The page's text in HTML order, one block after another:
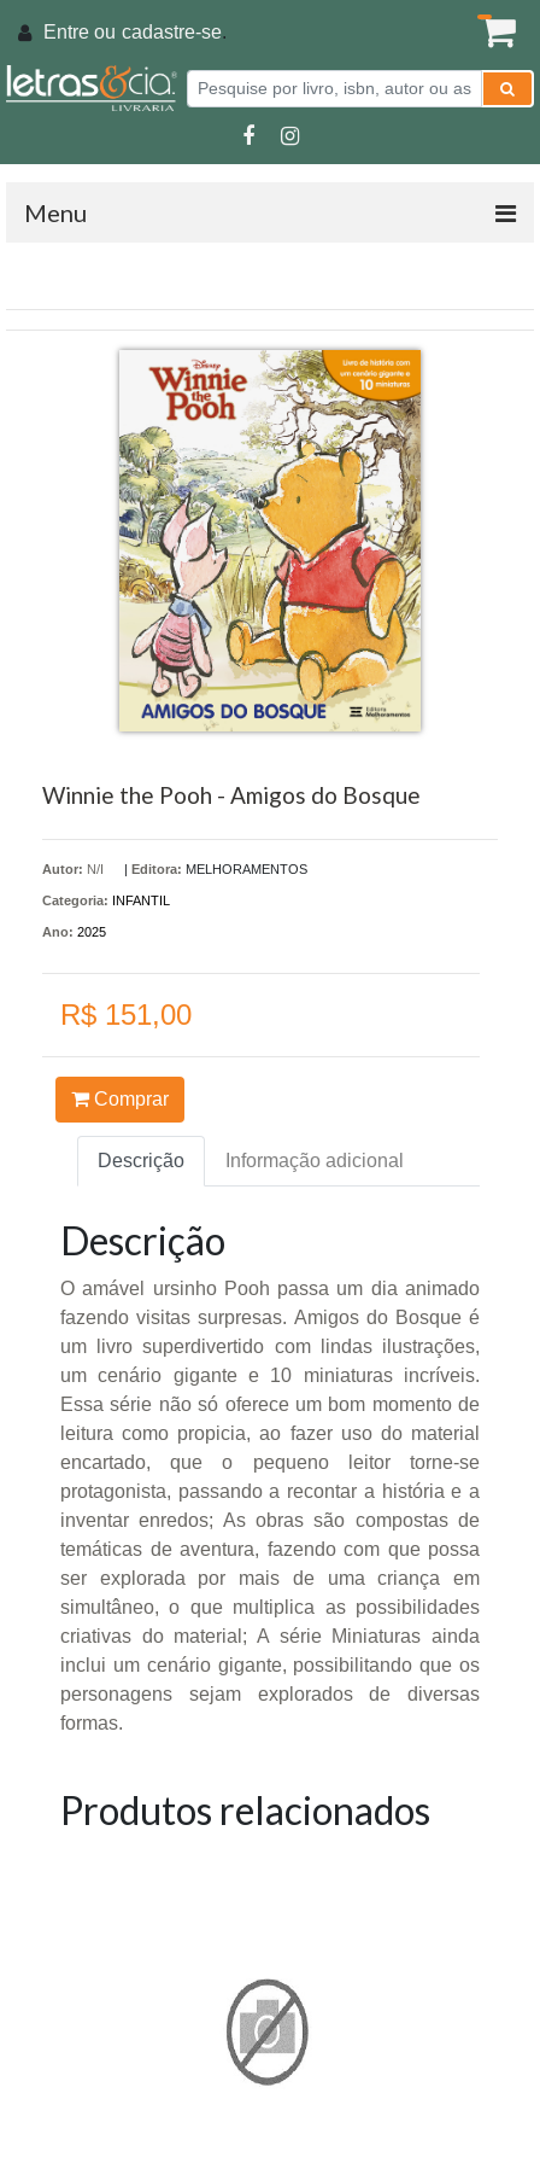
Entre ou cadastre-se.
Menu
Winnie the Pooh - Amigos do Bosque
Autor: N/I |Editora: MELHORAMENTOS
Categoria: INFANTIL
Ano: 2025
R$ 151,00
Comprar
Descrição Informação adicional
Descrição
O amável ursinho Pooh passa um dia animado
fazendo visitas surpresas. Amigos do Bosque é
um livro superdivertido com lindas ilustrações,
um cenário gigante e 10 miniaturas incríveis.
Essa série não só oferece um bom momento de
leitura como propicia, ao fazer uso do material
encartado, que o pequeno leitor torne-se
protagonista, passando a recontar a história e a
inventar enredos; As obras são compostas de
temáticas de aventura, fazendo com que possa
ser explorada por mais de uma criança em
simultâneo, o que multiplica as possibilidades
criativas do material; A série Miniaturas ainda
inclui um cenário gigante, possibilitando que os
personagens sejam explorados de diversas
formas.
Produtos relacionados